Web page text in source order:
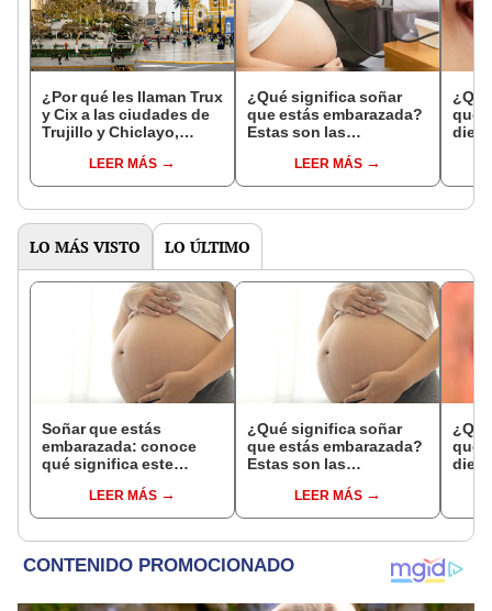
¿Por qué les llaman Trux
y Cix a las ciudades de
Trujillo y Chiclayo,
LEER MÁS
¿Qué significa soñar
que estás embarazada?
Estas son las
comunesLEER MÁS
que
LO MÁS VISTO LO ÚLTIMO
Soñar que estás
embarazada: conoce
qué significa este
LEER MÁS
¿Qué significa soñar
que estás embarazada?
Estas son las
comunesLEER MÁS
que